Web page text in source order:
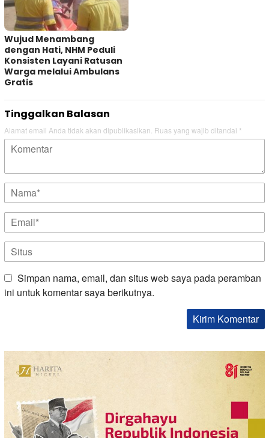
Wujud Menambang
dengan Hati, NHM Peduli
Konsisten Layani Ratusan
Warga melalui Ambulans
Gratis
Tinggalkan Balasan
Alamat email Anda tidak akan dipublikasikan. Ruas yang wajib ditandai *
Simpan nama, email, dan situs web saya pada peramban
ini untuk komentar saya berikutnya.